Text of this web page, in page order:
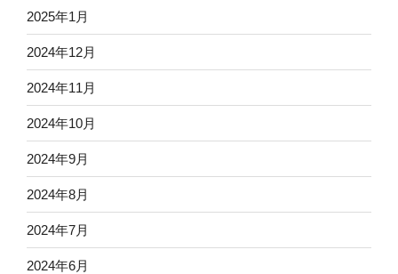
2025年1月
2024年12月
2024年11月
2024年10月
2024年9月
2024年8月
2024年7月
2024年6月